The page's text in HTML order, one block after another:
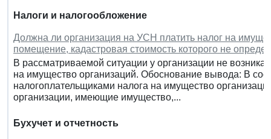
Налоги и налогообложение
Должна ли организация на УСН платить налог на
помещение, кадастровая стоимость которого не
В рассматриваемой ситуации у организации не
на имущество организаций. Обоснование вывода: В
налогоплательщиками налога на имущество
организации, имеющие имущество,...
Бухучет и отчетность